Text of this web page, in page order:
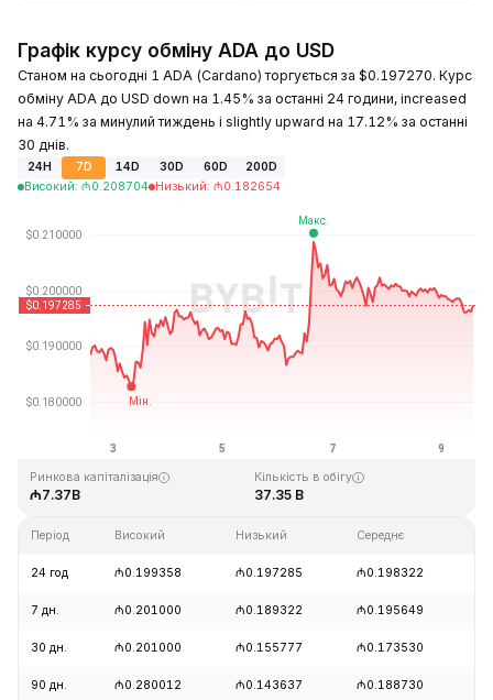
Графік курсу обміну ADA до USD
Станом на сьогодні 1 ADA (Cardano) торгується за $0.197270. Курс
обміну ADA до USD down на 1.45% за останні 24 години, increased
на 4.71% за минулий тиждень і slightly upward на 17.12% за останні
30 днів.
24H 7D 14D 30D 60D
200D
Високий: ₼0.208704 Низький: ₼0.182654
Останнє оновлення: 2026-08-09, 14:09 GMT+0
Ринкова капіталізація
₼7.37B
Кількість в обігу
37.35 B
Період Високий Низький Середнє
24 год ₼0.199358 ₼0.197285 ₼0.198322
7 дн. ₼0.201000 ₼0.189322 ₼0.195649
30 дн. ₼0.201000 ₼0.155777 ₼0.173530
90 дн. ₼0.280012 ₼0.143637 ₼0.188730